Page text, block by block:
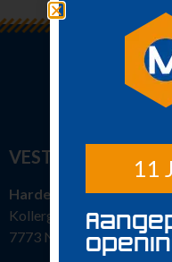
Klimaatbeheersing
Metaalbewerking
Meest gehuurd
VESTIGINGEN
Hardenberg
Kollergang 15
7773 NG Hardenberg
11